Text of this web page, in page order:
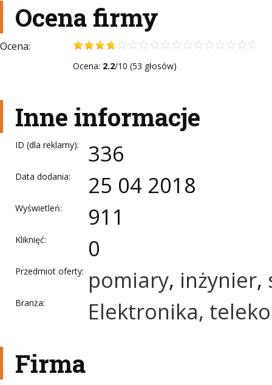
Ocena firmy
Ocena:
Ocena: 2.2/10 (53 głosów)
Inne informacje
ID (dla reklamy): 336
Data dodania: 25 04 2018
Wyświetleń: 911
Kliknięć: 0
Przedmiot oferty: pomiary, inżynier,
Branża: Elektronika,
Firma